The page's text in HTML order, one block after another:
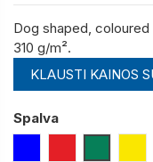
Dog shaped,
310 g/m².
KLAUSTI KAINOS
Spalva